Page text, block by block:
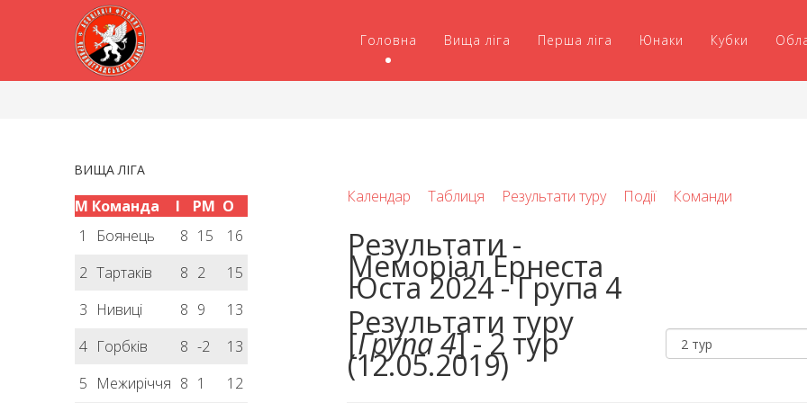
Головна Вища ліга Перша ліга Юнаки Кубки
ВИЩА ЛІГА
М Команда І РМ О
1
Боянець 8 15
16
2 Тартаків 8 2
15
3 Нивиці 8 9
13
4 Горбків 8 -2
13
5 Межиріччя 8 1
12
Календар Таблиця Результати туру Події Команди
Результати -
Меморіал Ернеста
Юста 2024 - Група 4
Результати туру
[Група 4] - 2 тур
(12.05.2019)